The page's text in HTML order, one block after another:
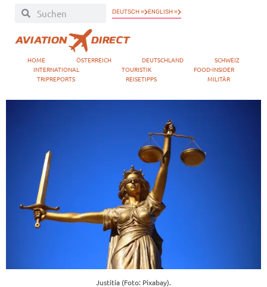
DEUTSCH » ENGLISH »
HOME ÖSTERREICH DEUTSCHLAND
SCHWEIZ
INTERNATIONAL
TOURISTIK
FOOD-INSIDER
TRIPREPORTS
REISETIPPS MILITÄR
Justitia (Foto: Pixabay).